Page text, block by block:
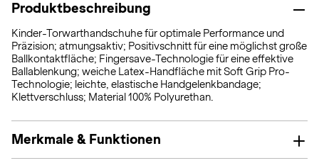
Produktbeschreibung
Kinder-Torwarthandschuhe für optimale Performance und
Präzision; atmungsaktiv; Positivschnitt für eine möglichst große
Ballkontaktfläche; Fingersave-Technologie für eine effektive
Ballablenkung; weiche Latex-Handfläche mit Soft Grip Pro-
Technologie; leichte, elastische Handgelenkbandage;
Klettverschluss; Material 100% Polyurethan.
Merkmale & Funktionen